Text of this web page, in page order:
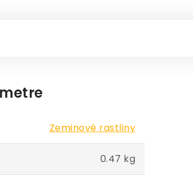
Zeminové rastliny
0.47 kg